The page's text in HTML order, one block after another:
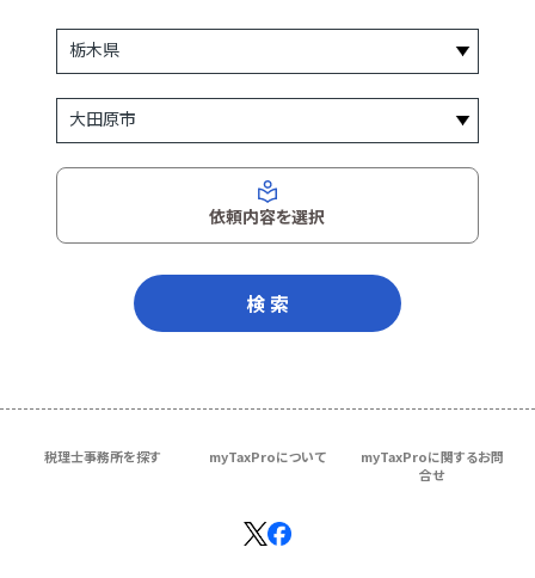
依頼内容を選択
検 索
税理士事務所を探す myTaxProについて
myTaxProに関するお問
合せ